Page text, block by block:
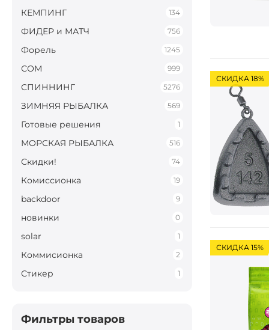
СКИДКА 18%
СКИДКА 15%
КЕМПИНГ 134
ФИДЕР и МАТЧ 756
Форель 1245
СОМ 999
СПИННИНГ 5276
ЗИМНЯЯ РЫБАЛКА 569
Готовые решения 1
МОРСКАЯ РЫБАЛКА 516
Скидки! 74
Комиссионка 19
backdoor 9
новинки 0
solar 1
Коммисионка 2
Стикер 1
Фильтры товаров